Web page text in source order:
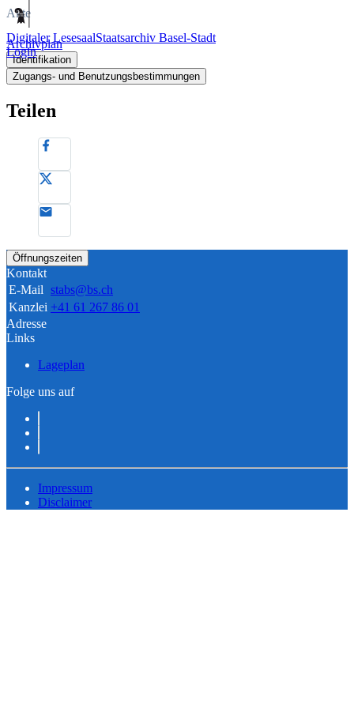
Digitaler LesesaalStaatsarchiv Basel-Stadt
Login
Akte
Archivplan
Identifikation
Zugangs- und Benutzungsbestimmungen
Teilen
Öffnungszeiten
Kontakt
E-Mail stabs@bs.ch
Kanzlei +41 61 267 86 01
Adresse
Links
Lageplan
Folge uns auf
Impressum
Disclaimer